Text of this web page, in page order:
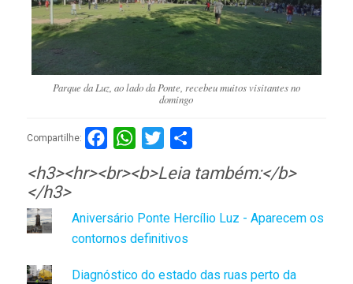
Parque da Luz, ao lado da Ponte, recebeu muitos visitantes no
domingo
Compartilhe: FacebookWhatsApp
Twitter
<h3><hr><br><b>Leia também:</b>
</h3>
Aniversário Ponte Hercílio Luz - Aparecem os
contornos definitivos
Diagnóstico do estado das ruas perto da